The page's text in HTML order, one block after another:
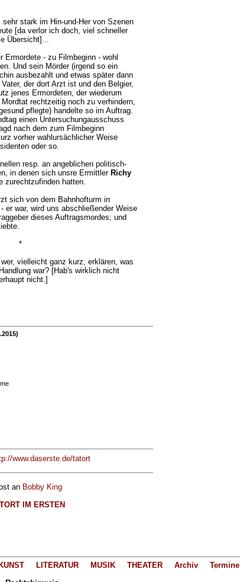
stark im Hin-und-Her von Szenen
[da verlor ich doch, viel schneller
Übersicht]...
Ermordete - zu Filmbeginn - wohl
Und sein Mörder (irgend so ein
ausbezahlt und etwas später dann
der dort Arzt ist und den Belgier,
jenes Ermordeten, der wiederum
rechtzeitig noch zu verhindern,
pflegte) handelte so im Auftrag.
einen Untersuchungausschuss
nach dem zum Filmbeginn
vorher wahlursächlicher Weise
oder so.
resp. an angeblichen politisch-
in denen sich unsre Ermittler Richy
zurechtzufinden hatten.
sich von dem Bahnhofturm in
er war, wird uns abschließender Weise
dieses Auftragsmordes; und
*
vielleicht ganz kurz, erklären, was
war? [Hab's wirklich nicht
nicht.]
www.daserste.de/tatort
an Bobby King
IM ERSTEN
KUNST LITERATUR MUSIK THEATER Archiv
Termine